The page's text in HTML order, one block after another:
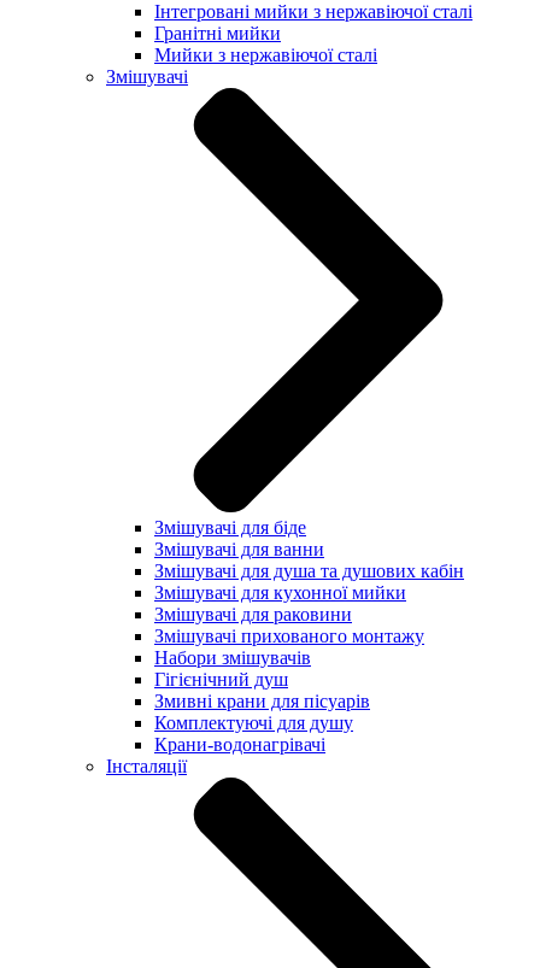
Інтегровані мийки з нержавіючої сталі
Гранітні мийки
Мийки з нержавіючої сталі
Змішувачі
Змішувачі для біде
Змішувачі для ванни
Змішувачі для душа та душових кабін
Змішувачі для кухонної мийки
Змішувачі для раковини
Змішувачі прихованого монтажу
Набори змішувачів
Гігієнічний душ
Змивні крани для пісуарів
Комплектуючі для душу
Крани-водонагрівачі
Інсталяції